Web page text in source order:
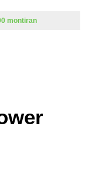
montiran